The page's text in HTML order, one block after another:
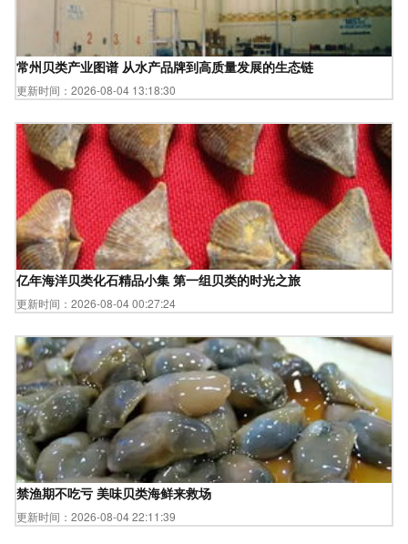
常州贝类产业图谱 从水产品牌到高质量发展的生态链
更新时间：2026-08-04 13:18:30
亿年海洋贝类化石精品小集 第一组贝类的时光之旅
更新时间：2026-08-04 00:27:24
禁渔期不吃亏 美味贝类海鲜来救场
更新时间：2026-08-04 22:11:39